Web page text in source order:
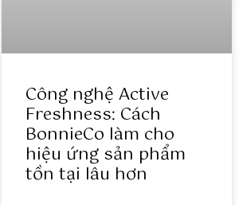
Công nghệ Active
Freshness: Cách
BonnieCo làm cho
hiệu ứng sản phẩm
tồn tại lâu hơn